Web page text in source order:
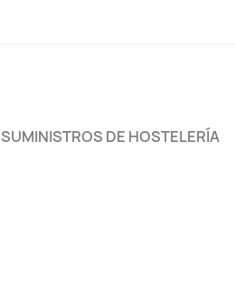
SUMINISTROS DE HOSTELERÍA